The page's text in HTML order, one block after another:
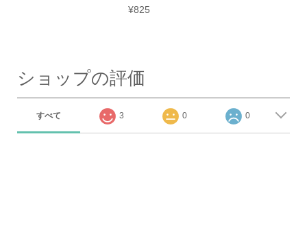
¥825
ショップの評価
すべて 3 0 0